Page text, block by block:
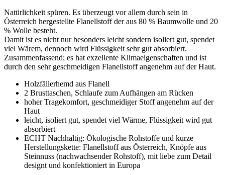
Natürlichkeit spüren. Es überzeugt vor allem durch sein in
Österreich hergestellte Flanellstoff der aus 80 % Baumwolle und 20
% Wolle besteht.
Damit ist es nicht nur besonders leicht sondern isoliert gut, spendet
viel Wärem, dennoch wird Flüssigkeit sehr gut absorbiert.
Zusammenfassend; es hat exzellente Klimaeigenschaften und ist
durch den sehr geschmeidigen Flanellstoff angenehm auf der Haut.
Holzfällerhemd aus Flanell
2 Brusttaschen, Schlaufe zum Aufhängen am Rücken
hoher Tragekomfort, geschmeidiger Stoff angenehm auf der
Haut
leicht, isoliert gut, spendet viel Wärme, Flüssigkeit wird gut
absorbiert
ECHT Nachhaltig: Ökologische Rohstoffe und kurze
Herstellungskette: Flanellstoff aus Österreich, Knöpfe aus
Steinnuss (nachwachsender Rohstoff), mit liebe zum Detail
designt und konfektioniert in Europa